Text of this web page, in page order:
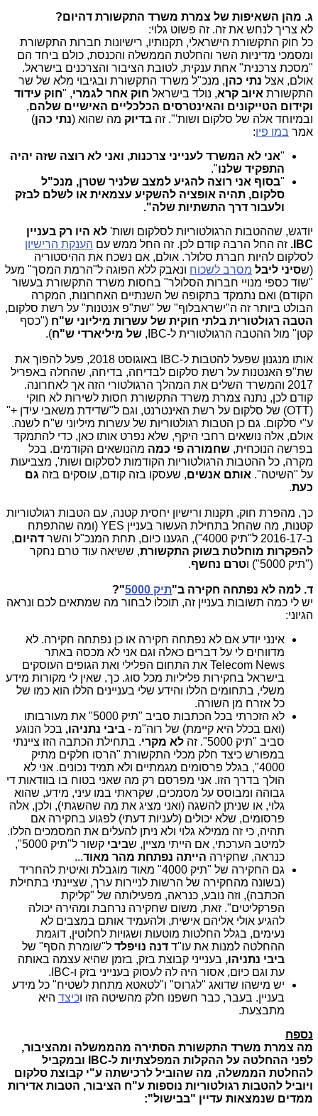
ג. מהן השאיפות של צמרת משרד התקשורת דהיום?
לא צריך לנחש את זה. זה פשוט גלוי:
כל חוק התקשורת הישראלי, תקנותיו, רישיונות חברות התקשורת
ומסמכי מדיניות השר והחלטת הממשלה והכנסת, כולם ביחד הם
"מסכת צרכנית" אחת ענקית, לטובת הציבור והצרכנים בישראל.
אולם, אצל נתי כהן, מנכ"ל משרד התקשורת ובגיבוי מלא של שר
התקשורת איוב קרא, נולד בישראל חוק אחר לגמרי, "חוק עידוד
וקידום הטייקונים והאינטרסים הכלכליים האישיים שלהם,
ובמיוחד אלה של סלקום ושות'". זה בדיוק מה שהוא (נתי כהן)
אמר במו פיו:
"אני לא המשרד לענייני צרכנות, ואני לא רוצה שזה יהיה
התפקיד שלנו".
"בסוף אני רוצה להגיע למצב שלניר שטרן, מנכ"ל
סלקום, תהיה אופציה להשקיע עצמאית או לשלם לבזק
ולעבור דרך התשתיות שלה".
יודגש, שההטבות הרגולטוריות לסלקום ושות' לא היו רק בעניין
IBC.
זה החל הרבה קודם לכן. זה החל ממש עם הענקת הרישיון
לסלקום להיות חברת סלולר. אולם, אם נשכח את ההיסטוריה
(שסיני ליבל מסרב לשכוח ונאבק ללא הפוגה ל"הרמת המסך" מעל
"שוד כספי מנויי חברות הסלולר" בחסות משרד התקשורת בעשור
הקודם) ואם נתמקד בתקופה של השנתיים האחרונות, המקרה
הבולט ביותר זה ה"ישראבלוף" של "שת"פ אנטנות" על רשת סלקום,
הטבה רגולטורית בלתי חוקית של עשרות מיליוני ש"ח ("כסף
קטן" מול ההטבה הרגולטורית ל-IBC,
של מיליארדי ש"ח).
אותו מנגנון שפעל להטבות ל-IBC באוגוסט 2018, פעל להפוך את
שת"פ האנטנות על רשת סלקום לבדיחה, בדיחה, שהחלה באפריל
2017 והמשרד השלים את המהלך הרגולטורי הזה אך לאחרונה.
קודם לכן, נתנה צמרת משרד התקשורת חסות לשירות לא חוקי
(OTT) של סלקום על רשת האינטרנט, וגם ל"שדידת משאבי עידן +"
ע"י סלקום. גם כן הטבות רגולטוריות של עשרות מיליוני ש"ח לשנה.
אולם, אלה נושאים רחבי היקף, שלא נפרט אותו כאן, כדי להתמקד
בפרשה הנוכחית, שחמורה פי כמה מהנושאים הקודמים. בכל
מקרה, כל ההטבות הרגולטוריות הקודמות לסלקום ושות', מצביעות
על "השיטה". אותם אנשים, שעסקו בזה קודם, עוסקים בזה גם
כעת.
כך, מהפרת חוק, תקנות ורישיון יחסית קטנה, עם הטבות רגולטוריות
קטנות, מה שהחל בתחילת העשור בעניין YES (ומה שהתפתח
ב-2016-17 ל"תיק 4000"), הגענו כיום, תחת המנכ"ל והשר
דהיום,
להפקרות מוחלטת בשוק התקשורת, ששיאה עוד טרם נחקר
("תיק 5000") ו
טרם נחשף.
ד. למה לא נפתחה חקירה ב"תיק 5000
"?
יש לי כמה תשובות בעניין זה, תוכלו לבחור מה שמתאים לכם ונראה
הגיוני:
אינני יודע אם לא נפתחה חקירה או כן נפתחה חקירה. לא
מדווחים לי על דברים כאלה וגם אני לא מכסה באתר
Telecom News את התחום הפלילי ואת הגופים העוסקים
בישראל בחקירות פליליות מכל סוג. כך, שאין לי מקורות מידע
משלי, בתחומים הללו והידע שלי בעניינים הללו הוא כמו של
כל אזרח מן השורה.
לא הזכרתי בכל הכתבות סביב "תיק 5000" את מעורבותו
(ואם בכלל היא קיימת) של רוה"מ - ביבי נתניהו, בכל הנוגע
סביב "תיק 5000". זה
לא מקרי. בתחילת הכתבה הזו ציינתי
במפורש כיצד חלק מכלי התקשורת "הרסו חלקים מתיק
4000", בגלל פרסומים מגמתיים ולא תמיד נכונים. אני לא
הולך בדרך הזו. אני מפרסם רק מה שאני בטוח בו בוודאות די
גבוהה ומבוסס על מסמכים, שקראתי במו עיני, מידע, שהוא
גלוי, או שניתן להשגה (ואני מציג את מה שהשגתי), ולכן, אלה
פרסומים, שלא יכולים (לעניות דעתי) לפגוע בחקירה אם
תהיה, כי זה ממילא גלוי ולא ניתן להעלים את המסמכים הללו.
למיטב הערכתי, אם הייתי מציין, שביבי
קשור ל"תיק 5000",
כנראה, שחקירה הייתה נפתחת מהר מאוד...
גם החקירה של "תיק 4000" מאוד מוגבלת ואיטית להחריד
(בשונה מהחקירה של הרשות לניירות ערך, שציינתי בתחילת
הכתבה), וזה נובע, כנראה, מפעילותה של "קליקת
הפרקליטים". זאת, משום שחקירה נרחבת ומהירה יכולה
להגיע אולי אליהם אישית, ולהעמיד אותם במצבים לא
נעימים, בגלל החלטות מוטעות ושגויות לחלוטין, דוגמת
ההחלטה למנות את עו"ד דנה נויפלד ל"שומרת הסף" של
ביבי נתניהו, בענייני קבוצת בזק, בזמן שהיא עצמה באותה
עת וגם כיום, אסור היה לה לעסוק בענייני בזק ו-IBC.
יש מישהו שדואג "לגרוס" ו"לטאטא מתחת לשטיח" כל מידע
בעניין. בעבר, כבר חשפנו חלק מהשיטה הזו וכיצד היא
מתבצעת.
נספח
מה צמרת משרד התקשורת הסתירה מהממשלה ומהציבור,
לפני ההחלטה על ההקלות המפלצתיות ל-IBC ובמקביל
להחלטת הממשלה, מה שהוביל לרכישתה ע"י קבוצת סלקום
ויוביל להטבות רגולטוריות נוספות ע"ח הציבור, הטבות אדירות
ממדים שנמצאות עדיין "בבישול":